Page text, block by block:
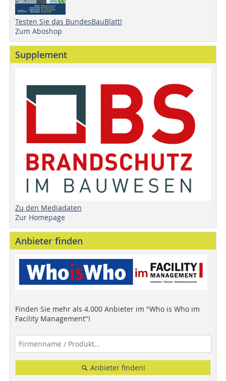
Testen Sie das BundesBauBlatt!
Zum Aboshop
Supplement
Zu den Mediadaten
Zur Homepage
Anbieter finden
Finden Sie mehr als 4.000 Anbieter im "Who is Who im
Facility Management"!
Anbieter finden!